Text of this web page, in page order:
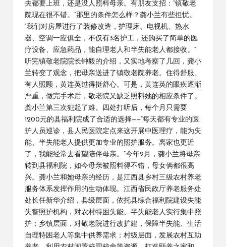
夫都要上班，还是没人照料母亲。有朋友支招：“镇敬老
院现在很不错。”那里的条件怎么样？龚小兰有些担忧。
“我们对房屋进行了装修改造，护理床、电视机、热水
器、空调一应俱全，不仅有3名护工，还购买了简单的医
疗设备、应急药品，能自理老人和半失能老人都接收。”
听完镇敬老院院长钟毅的介绍，又实地考察了几回，龚小
兰转变了观念，把母亲送进了镇敬老院养老。住得舒服、
有人照顾，黄连英过得挺舒心。可是，黄连英的眼疾逐渐
严重，做完手术后，敬老院又缺乏照料她的相应条件了。
龚小兰第三次犯起了难。四处打听后，每个月只需要
1200元的县福利院成了合适的选择——“每天都有专业的医
护人员巡诊，县人民医院定点来这开展中医理疗，能为失
能、半失能老人提供更加专业的照护服务。离家也更近
了，我能经常去看望陪伴母亲。”今年2月，龚小兰将母亲
转到县福利院，如今母亲被照料得不错，母女俩都很高
兴。龚小兰和她母亲的经历，是江西县乡村三级农村养老
服务体系发挥作用的生动体现。江西省民政厅养老服务处
处长任新华介绍，县级层面，依托县综合福利院建设失能
失智照护机构，对农村特困失能、半失能老人实行集中照
护；乡镇层面，对敬老院进行改扩建，保障半失能、生活
自理特困老人等集中供养需求；村级层面，发展农村互助